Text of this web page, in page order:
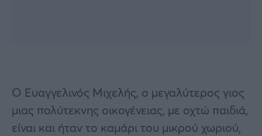
Ο Ευαγγελινός Μιχελής, ο μεγαλύτερος γιος
μιας πολύτεκνης οικογένειας, με οχτώ παιδιά,
είναι και ήταν το καμάρι του μικρού χωριού,